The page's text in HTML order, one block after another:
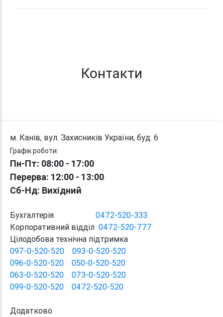
Контакти
м. Канів, вул. Захисників України, буд. 6
Графік роботи:
Пн-Пт: 08:00 - 17:00
Перерва: 12:00 - 13:00
Сб-Нд: Вихідний
Бухгалтерія 0472-520-333
Корпоративний відділ 0472-520-777
Цілодобова технічна підтримка
097-0-520-520
093-0-520-520
096-0-520-520
050-0-520-520
063-0-520-520
073-0-520-520
099-0-520-520
0472-520-520
Додатково